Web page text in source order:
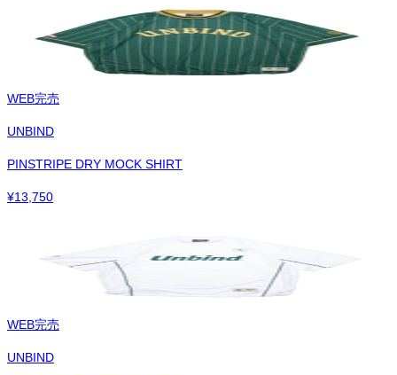
WEB完売
UNBIND
PINSTRIPE DRY MOCK SHIRT
¥13,750
WEB完売
UNBIND